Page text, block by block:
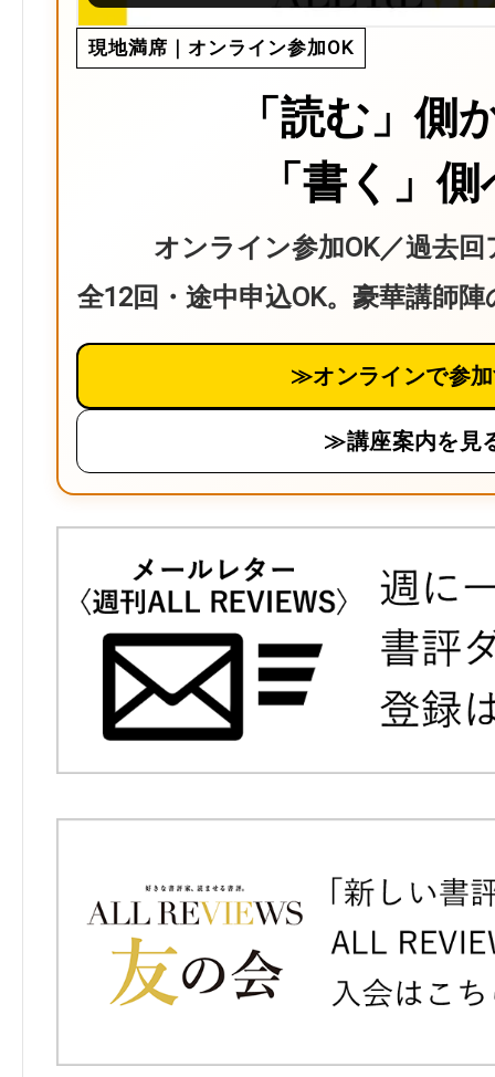
現地満席｜オンライン参加OK
「読む」側
「書く」
オンライン参加OK／過去
全12回・途中申込OK。豪華講師
≫オンラインで参
≫講座案内を見